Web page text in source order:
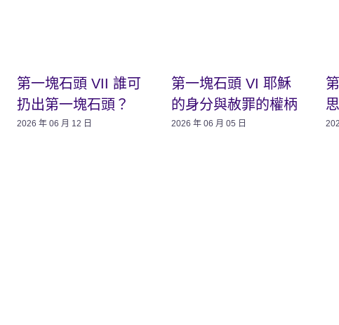
第一塊石頭 VII 誰可
扔出第一塊石頭？
2026 年 06 月 12 日
第一塊石頭 VI 耶穌
的身分與赦罪的權柄
2026 年 06 月 05 日